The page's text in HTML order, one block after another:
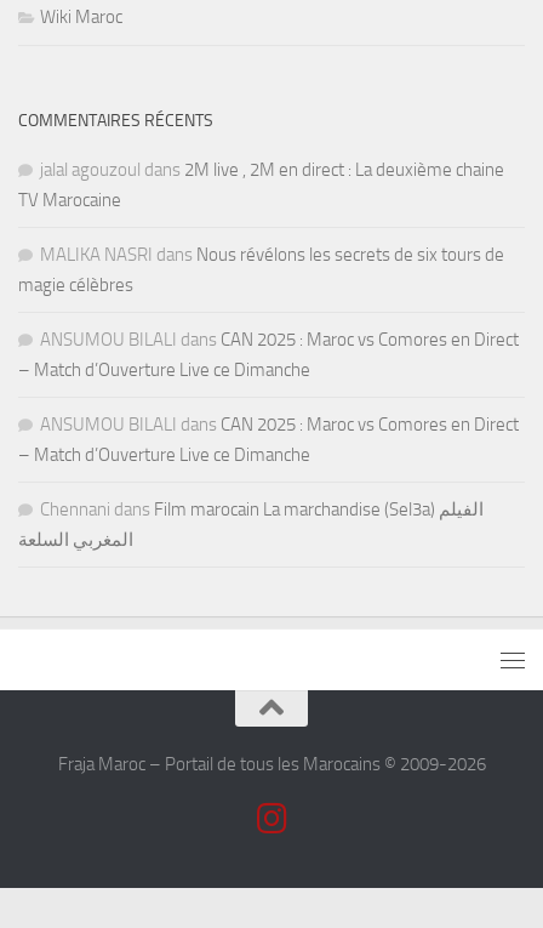
Wiki Maroc
COMMENTAIRES RÉCENTS
jalal agouzoul dans 2M live , 2M en direct : La deuxième chaine
TV Marocaine
MALIKA NASRI dans Nous révélons les secrets de six tours de
magie célèbres
ANSUMOU BILALI dans CAN 2025 : Maroc vs Comores en Direct
– Match d’Ouverture Live ce Dimanche
ANSUMOU BILALI dans CAN 2025 : Maroc vs Comores en Direct
– Match d’Ouverture Live ce Dimanche
Chennani dans Film marocain La marchandise (Sel3a) الفيلم
المغربي السلعة
Fraja Maroc – Portail de tous les Marocains © 2009-2026